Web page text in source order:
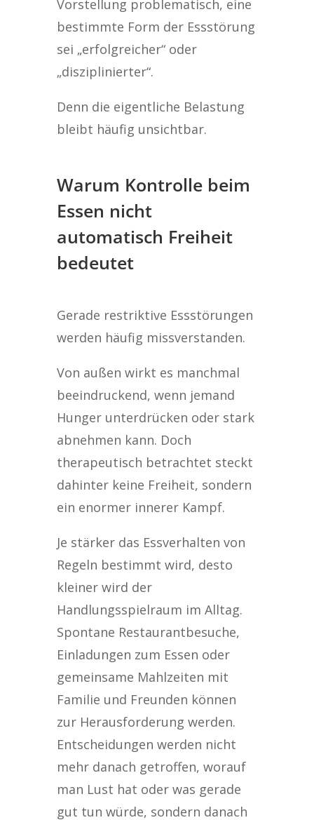
Vorstellung problematisch, eine
bestimmte Form der Essstörung
sei „erfolgreicher“ oder
„disziplinierter“.
Denn die eigentliche Belastung
bleibt häufig unsichtbar.
Warum Kontrolle beim
Essen nicht
automatisch Freiheit
bedeutet
Gerade restriktive Essstörungen
werden häufig missverstanden.
Von außen wirkt es manchmal
beeindruckend, wenn jemand
Hunger unterdrücken oder stark
abnehmen kann. Doch
therapeutisch betrachtet steckt
dahinter keine Freiheit, sondern
ein enormer innerer Kampf.
Je stärker das Essverhalten von
Regeln bestimmt wird, desto
kleiner wird der
Handlungsspielraum im Alltag.
Spontane Restaurantbesuche,
Einladungen zum Essen oder
gemeinsame Mahlzeiten mit
Familie und Freunden können
zur Herausforderung werden.
Entscheidungen werden nicht
mehr danach getroffen, worauf
man Lust hat oder was gerade
gut tun würde, sondern danach